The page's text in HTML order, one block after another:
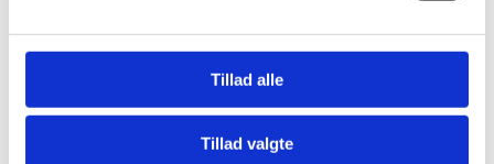
Tillad alle
Tillad valgte
7430 Ikast
CVR: 38952986
Telefon træffetid: